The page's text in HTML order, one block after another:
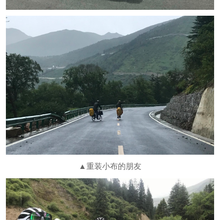
▲重装小布的朋友